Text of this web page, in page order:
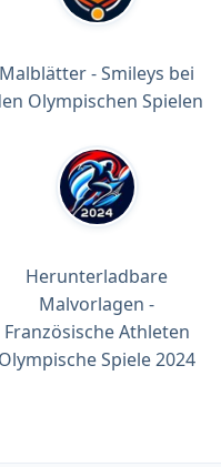
Malblätter - Smileys bei
Olympischen Spielen
Herunterladbare
Malvorlagen -
Französische Athleten
Olympische Spiele 2024